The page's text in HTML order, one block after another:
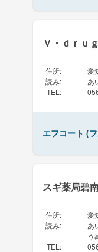
Ｖ・ｄｒｕ
住所:
愛
読み:
あ
TEL :
エフコート (
スギ薬局碧
住所:
愛
読み:
あ
う
TEL :